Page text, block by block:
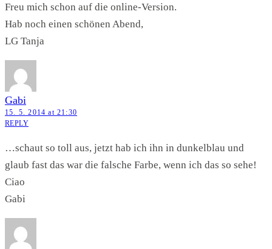
Freu mich schon auf die online-Version.
Hab noch einen schönen Abend,
LG Tanja
Gabi
15. 5. 2014 at 21:30
REPLY
…schaut so toll aus, jetzt hab ich ihn in dunkelblau und
glaub fast das war die falsche Farbe, wenn ich das so sehe!
Ciao
Gabi